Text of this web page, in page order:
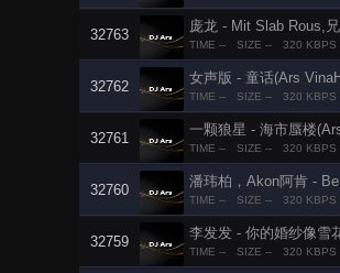
32763
庞龙 - Mit Slab Rous,
TIME -- SIZE -- 320 KBPS
32762
女声版 - 童话(Ars
TIME -- SIZE -- 320 KBPS
32761
一颗狼星 - 海市蜃楼
TIME -- SIZE -- 320 KBPS
32760
潘玮柏，Akon阿肯 -
TIME -- SIZE -- 320 KBPS
32759
李发发 - 你的婚纱像雪
TIME -- SIZE -- 320 KBPS